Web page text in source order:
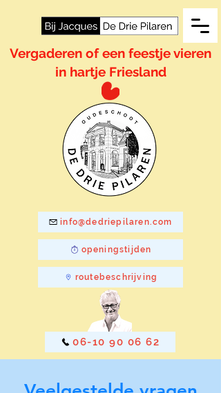
info@dedriepilaren.com
Vergaderen of een feestje vieren
in hartje Friesland
06-10 90 06 62
routebeschrijving
openingstijden